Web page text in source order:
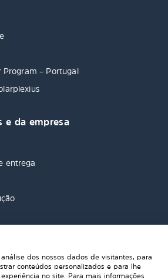
Program – Portugal
e da empresa
entrega
dos nossos dados de visitantes, para
conteúdos personalizados e para lhe
no site. Para mais informações